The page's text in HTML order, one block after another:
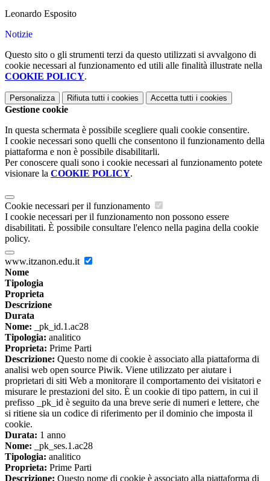
Leonardo Esposito
Notizie
Questo sito o gli strumenti terzi da questo utilizzati si avvalgono di
cookie necessari al funzionamento ed utili alle finalità illustrate nella
COOKIE POLICY.
Personalizza Rifiuta tutti i cookies Accetta tutti i cookies
Gestione cookie
In questa schermata è possibile scegliere quali cookie consentire.
I cookie necessari sono quelli che consentono il funzionamento della
piattaforma e non è possibile disabilitarli.
Per conoscere quali sono i cookie necessari al funzionamento potete
visionare la COOKIE POLICY.
Cookie necessari per il funzionamento
I cookie necessari per il funzionamento non possono essere
disabilitati. È possibile consultare l'elenco nella pagina della cookie
policy.
www.itzanon.edu.it
Nome
Tipologia
Proprieta
Descrizione
Durata
Nome: _pk_id.1.ac28
Tipologia: analitico
Proprieta: Prime Parti
Descrizione: Questo nome di cookie è associato alla piattaforma di
analisi web open source Piwik. Viene utilizzato per aiutare i
proprietari di siti Web a monitorare il comportamento dei visitatori e
misurare le prestazioni del sito. È un cookie di tipo pattern, in cui il
prefisso _pk_id è seguito da una breve serie di numeri e lettere, che
si ritiene sia un codice di riferimento per il dominio che imposta il
cookie.
Durata: 1 anno
Nome: _pk_ses.1.ac28
Tipologia: analitico
Proprieta: Prime Parti
Descrizione: Questo nome di cookie è associato alla piattaforma di